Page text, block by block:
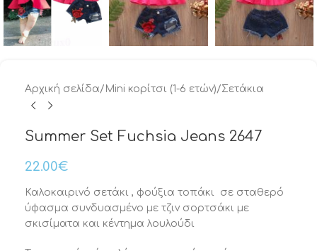
Αρχική σελίδα/ Mini κορίτσι (1-6 ετών)/Σετάκια
Summer Set Fuchsia Jeans 2647
22.00€
Καλοκαιρινό σετάκι , φούξια τοπάκι σε σταθερό
ύφασμα συνδυασμένο με τζιν σορτσάκι με
σκισίματα και κέντημα λουλούδι